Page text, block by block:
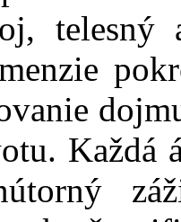
telesný
Každá